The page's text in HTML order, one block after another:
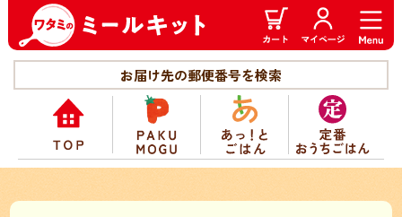
お届け先の郵便番号を検索